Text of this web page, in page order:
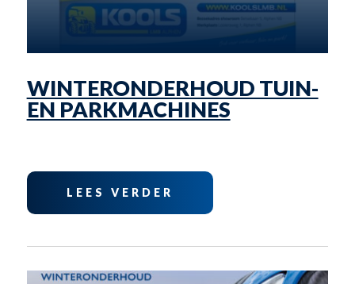
WINTERONDERHOUD TUIN-
EN PARKMACHINES
LEES VERDER